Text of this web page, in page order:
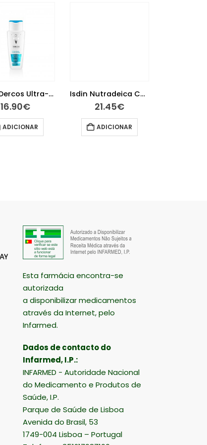
Vichy Dercos Ultra-Apaziguante Champô Couro Cabeludo Sensível e Reativo Cabelos Oleosos 200ml
16.90€
ADICIONAR
Isdin Nutradeica Champô Caspa Oleosa 200ml
21.45€
ADICIONAR
Esta farmácia encontra-se
autorizada
a disponibilizar medicamentos
através da Internet, pelo
Infarmed.
Dados de contacto do
Infarmed, I.P.:
INFARMED - Autoridade Nacional
do Medicamento e Produtos de
Saúde, I.P.
Parque de Saúde de Lisboa
Avenida do Brasil, 53
1749-004 Lisboa – Portugal